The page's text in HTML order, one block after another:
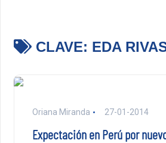
CLAVE: EDA
Oriana Miranda 27-01-2014
Expectación en Perú por